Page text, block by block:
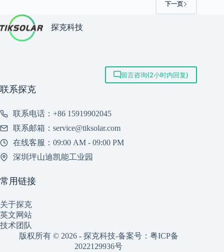
下一页
探克科技
留言咨询(2小时内回复)
联系探克
联系电话：+86 15919902045
联系邮箱：service@tiksolar.com
在线客服：09:00 AM - 09:00 PM
深圳坪山迪凯能工业园
常用链接
关于探克
英文网站
技术团队
版权所有 © 2026 - 探克科技-备案号： 粤ICP备
2022129936号